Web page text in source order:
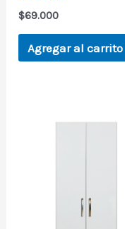
$69.000
Agregar al carrito